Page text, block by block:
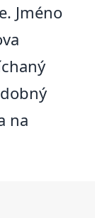
Jméno
na